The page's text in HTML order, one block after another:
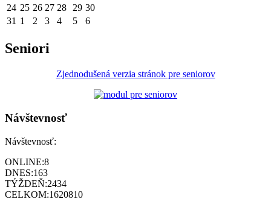
24 25 26 27 28 29 30
31 1 2 3 4 5 6
Seniori
Zjednodušená verzia stránok pre seniorov
Návštevnosť
Návštevnosť:
ONLINE:8
DNES:163
TÝŽDEŇ:2434
CELKOM:1620810